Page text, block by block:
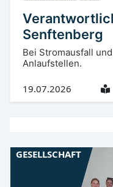
Senftenberg
Bei Stromausfall
Anlaufstellen.
19.07.2026
GESELLSCHAFT